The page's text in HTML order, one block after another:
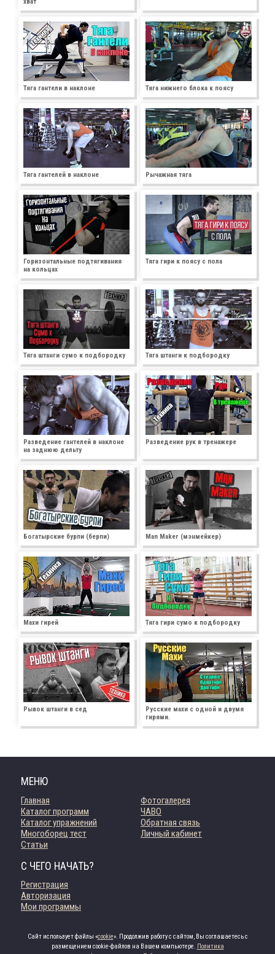
хват
Тяга гантели в наклоне Тяга нижнего блока к поясу
Тяга гантелей в наклоне Рычажная тяга
Горизонтальные подтягивания
на кольцах
Тяга гири к поясу с пола
Тяга штанги сумо к подбородку Тяга штанги к подбородку
Разведение гантелей в наклоне
на заднюю дельту
Разведение рук в тренажере
Богатырские бурпи (берпи) Man Maker (мэнмейкер)
Махи гирей Тяга гири сумо к подбородку
Рывок штанги в сед
Русские махи с одной и двумя
гирями.
МЕНЮ
Главная
Каталог программ
Каталог упражнений
Многоборец тест
Статьи
Фотогалерея
ЧАВО
Обратная связь
Личный кабинет
С ЧЕГО НАЧАТЬ?
Регистрация
Авторизация
Мои программы
Сайт использует файлы «cookie». Продолжив работу с сайтом, Вы соглашаетесь с
размещением cookie-файлов на Вашем компьютере. Политика